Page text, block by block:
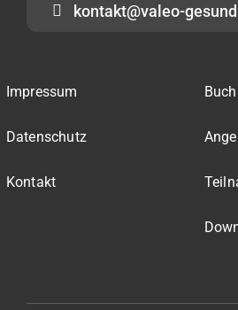
kontakt@valeo-
Impressum
Datenschutz
Kontakt